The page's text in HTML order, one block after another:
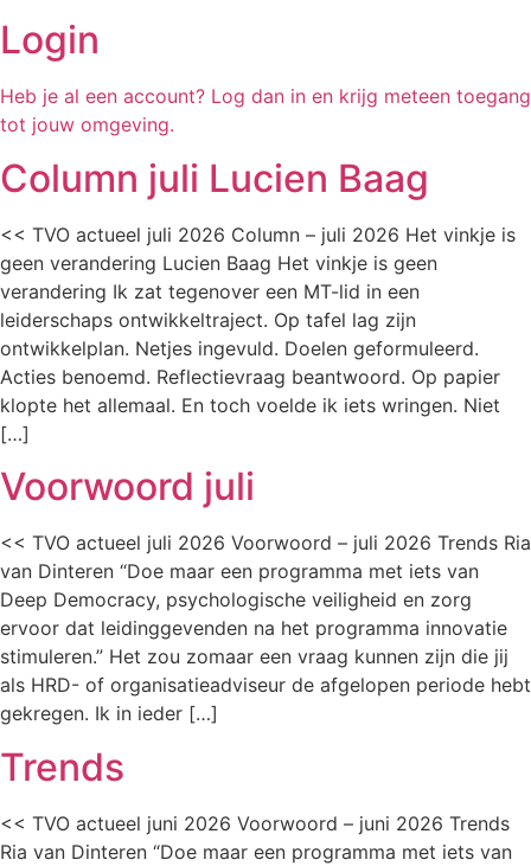
Login
Heb je al een account? Log dan in en krijg meteen toegang
tot jouw omgeving.
Column juli Lucien Baag
<< TVO actueel juli 2026 Column – juli 2026 Het vinkje is
geen verandering Lucien Baag Het vinkje is geen
verandering Ik zat tegenover een MT-lid in een
leiderschaps ontwikkeltraject. Op tafel lag zijn
ontwikkelplan. Netjes ingevuld. Doelen geformuleerd.
Acties benoemd. Reflectievraag beantwoord. Op papier
klopte het allemaal. En toch voelde ik iets wringen. Niet
[…]
Voorwoord juli
<< TVO actueel juli 2026 Voorwoord – juli 2026 Trends Ria
van Dinteren “Doe maar een programma met iets van
Deep Democracy, psychologische veiligheid en zorg
ervoor dat leidinggevenden na het programma innovatie
stimuleren.” Het zou zomaar een vraag kunnen zijn die jij
als HRD- of organisatieadviseur de afgelopen periode hebt
gekregen. Ik in ieder […]
Trends
<< TVO actueel juni 2026 Voorwoord – juni 2026 Trends
Ria van Dinteren “Doe maar een programma met iets van